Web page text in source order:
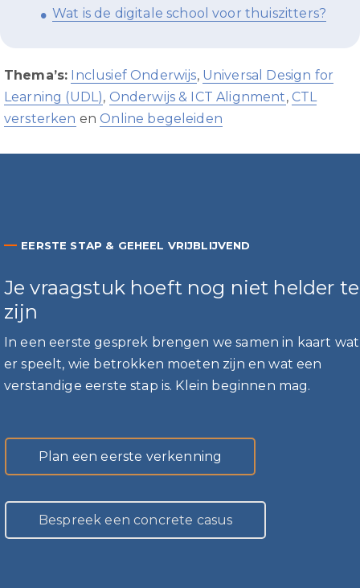
Wat is de digitale school voor thuiszitters?
Thema’s: Inclusief Onderwijs, Universal Design for
Learning (UDL), Onderwijs & ICT Alignment, CTL
versterken en Online begeleiden
— EERSTE STAP & GEHEEL VRIJBLIJVEND
Je vraagstuk hoeft nog niet helder te
zijn
In een eerste gesprek brengen we samen in kaart wat
er speelt, wie betrokken moeten zijn en wat een
verstandige eerste stap is. Klein beginnen mag.
Plan een eerste verkenning
Bespreek een concrete casus